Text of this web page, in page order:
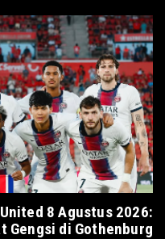
8 Agustus 2026:
Gengsi di Gothenburg